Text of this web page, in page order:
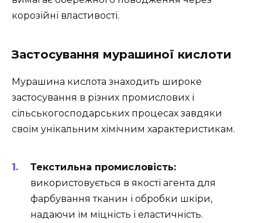
корозійні властивості.
Застосування мурашиної кислоти
Мурашина кислота знаходить широке
застосування в різних промислових і
сільськогосподарських процесах завдяки
своїм унікальним хімічним характеристикам.
Текстильна промисловість:
використовується в якості агента для
фарбування тканин і обробки шкіри,
надаючи їм міцність і еластичність.